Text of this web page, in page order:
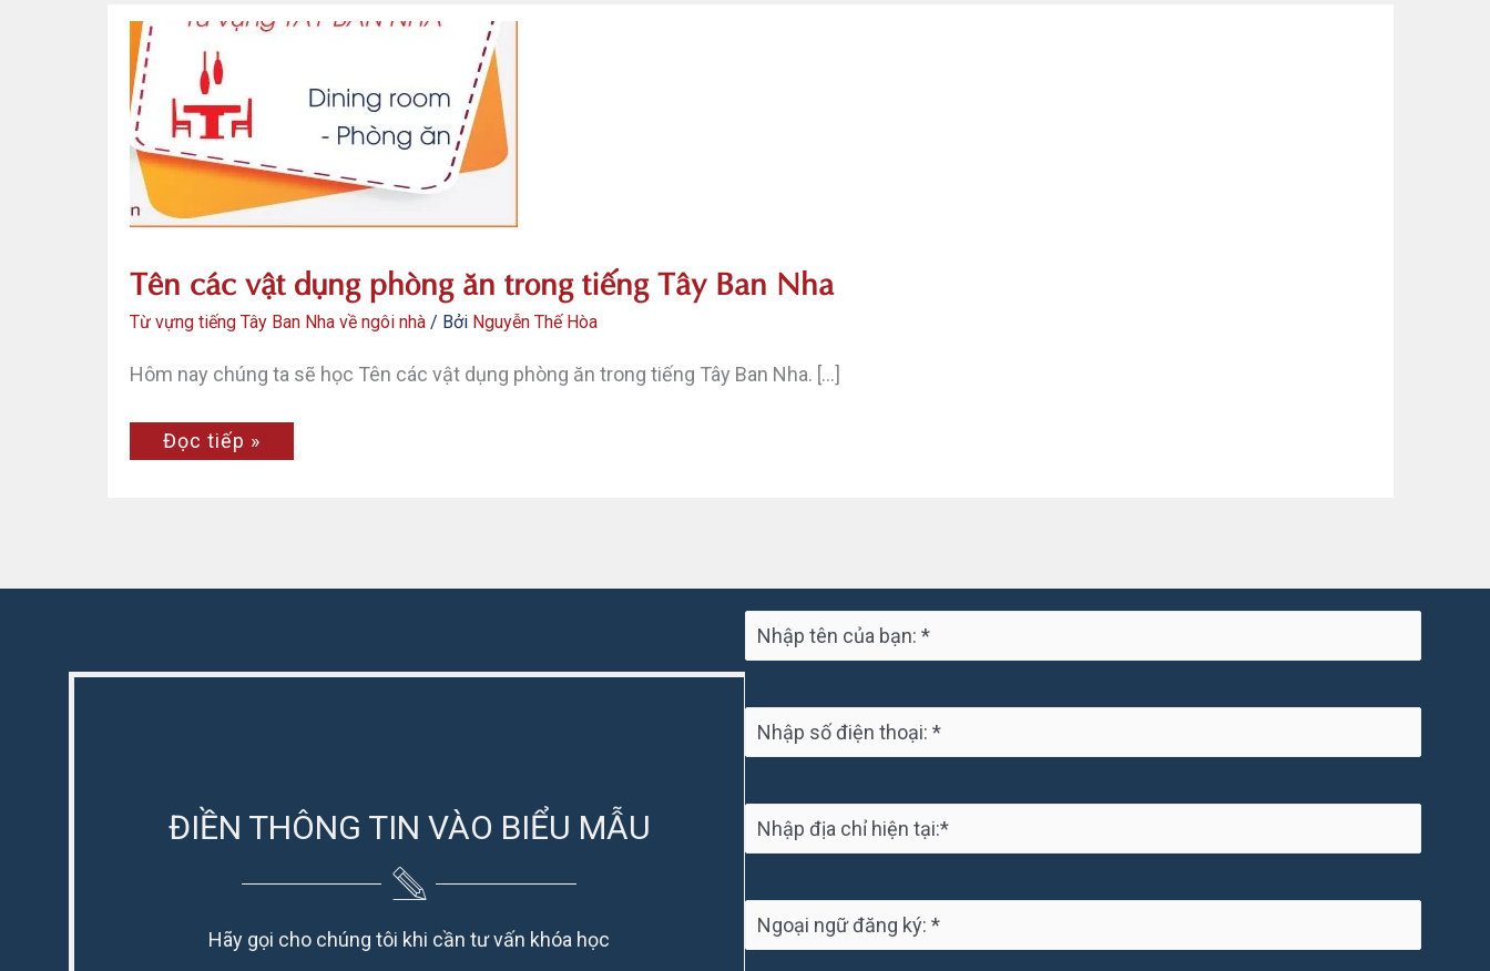
Tên các vật dụng phòng ăn trong tiếng Tây Ban Nha
Từ vựng tiếng Tây Ban Nha về ngôi nhà / Bởi Nguyễn Thế Hòa
Hôm nay chúng ta sẽ học Tên các vật dụng phòng ăn trong tiếng Tây Ban Nha. […]
Tên
các
Đọc tiếp »
ĐIỀN THÔNG TIN VÀO BIỂU MẪU
Hãy gọi cho chúng tôi khi cần tư vấn khóa học